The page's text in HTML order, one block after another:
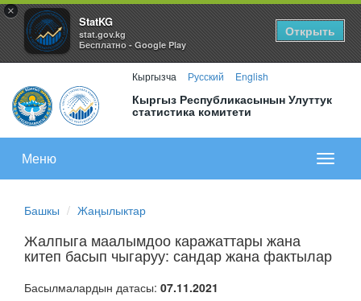
×
StatKG
stat.gov.kg
Бесплатно - Google Play
Открыть
Кыргызча Русский English
Кыргыз Республикасынын Улуттук
статистика комитети
меню
Меню
Башкы Жаңылыктар
Жалпыга маалымдоо каражаттары жана
китеп басып чыгаруу: сандар жана фактылар
Басылмалардын датасы: 07.11.2021